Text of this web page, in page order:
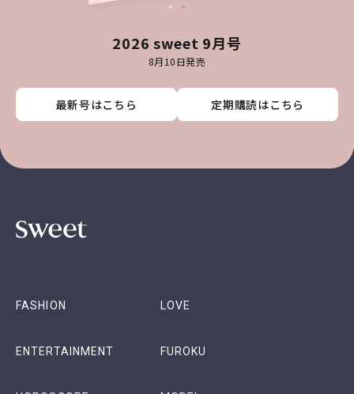
2026 sweet 9月号
8月10日発売
最新号はこちら 定期購読はこちら
最新号はこちら 定期購読はこちら
最新号はこちら 定期購読はこちら
最新号はこちら 定期購読はこちら
FASHION LOVE
ENTERTAINMENT FUROKU